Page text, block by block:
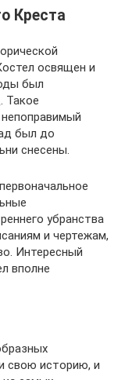
Креста
освящен и
был
Такое
был до
снесены.
убранства
и чертежам,
Интересный
вполне
свою историю, и